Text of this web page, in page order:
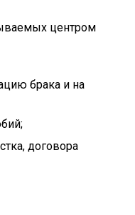
центром
брака и на
договора